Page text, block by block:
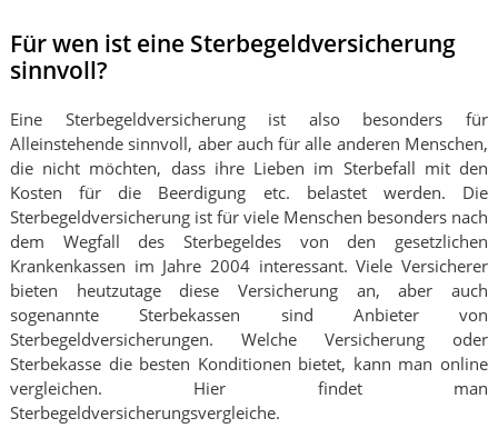
Für wen ist eine Sterbegeldversicherung
sinnvoll?
Eine Sterbegeldversicherung ist also besonders für
Alleinstehende sinnvoll, aber auch für alle anderen Menschen,
die nicht möchten, dass ihre Lieben im Sterbefall mit den
Kosten für die Beerdigung etc. belastet werden. Die
Sterbegeldversicherung ist für viele Menschen besonders nach
dem Wegfall des Sterbegeldes von den gesetzlichen
Krankenkassen im Jahre 2004 interessant. Viele Versicherer
bieten heutzutage diese Versicherung an, aber auch
sogenannte Sterbekassen sind Anbieter von
Sterbegeldversicherungen. Welche Versicherung oder
Sterbekasse die besten Konditionen bietet, kann man online
vergleichen. Hier findet man
Sterbegeldversicherungsvergleiche.